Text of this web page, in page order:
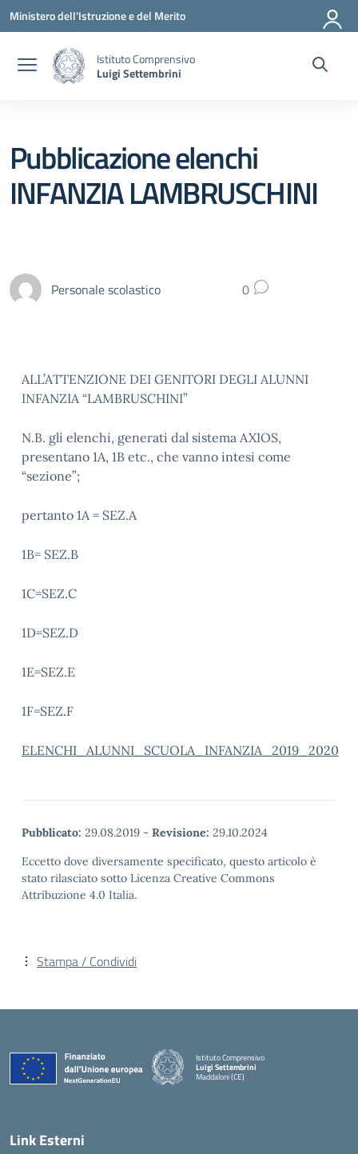
Vai ai contenuti
Vai al menu di navigazione
Vai al footer
Ministero dell'Istruzione e del Merito
Istituto Comprensivo
Luigi Settembrini
Pubblicazione elenchi
INFANZIA LAMBRUSCHINI
Personale scolastico 0
ALL’ATTENZIONE DEI GENITORI DEGLI ALUNNI
INFANZIA “LAMBRUSCHINI”
N.B. gli elenchi, generati dal sistema AXIOS,
presentano 1A, 1B etc., che vanno intesi come
“sezione”;
pertanto 1A = SEZ.A
1B= SEZ.B
1C=SEZ.C
1D=SEZ.D
1E=SEZ.E
1F=SEZ.F
ELENCHI_ALUNNI_SCUOLA_INFANZIA_2019_2020
Pubblicato: 29.08.2019 - Revisione: 29.10.2024
Eccetto dove diversamente specificato, questo articolo è
stato rilasciato sotto Licenza Creative Commons
Attribuzione 4.0 Italia.
Stampa / Condividi
Istituto Comprensivo
Luigi Settembrini
Maddaloni (CE)
Link Esterni